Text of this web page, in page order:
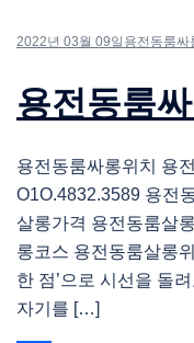
2022년 03월 09일 용전동룸싸
용전동룸
용전동룸싸롱위치 용
O1O.4832.3589 용전
살롱가격 용전동룸살
롱코스 용전동룸살롱
한 점’으로 시선을 돌
자기를 […]